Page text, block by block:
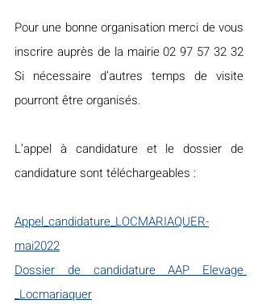
Pour une bonne organisation merci de vous
inscrire auprès de la mairie 02 97 57 32 32
Si nécessaire d’autres temps de visite
pourront être organisés.
L’appel à candidature et le dossier de
candidature sont téléchargeables :
Appel_candidature_LOCMARIAQUER-
mai2022
Dossier de candidature AAP Elevage
_Locmariaquer